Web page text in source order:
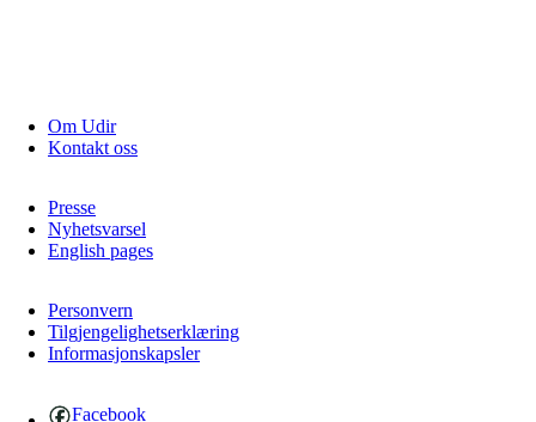
Om Udir
Kontakt oss
Presse
Nyhetsvarsel
English pages
Personvern
Tilgjengelighetserklæring
Informasjonskapsler
Facebook